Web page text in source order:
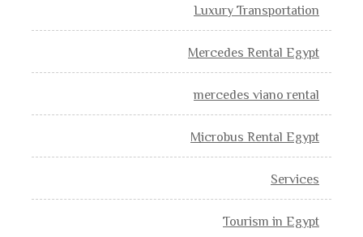
Luxury Transportation
Mercedes Rental Egypt
mercedes viano rental
Microbus Rental Egypt
Services
Tourism in Egypt